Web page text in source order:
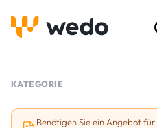
KATEGORIE
Benötigen Sie ein Angebot für